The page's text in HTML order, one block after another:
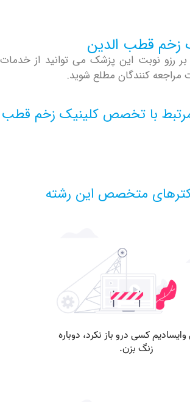
الدین
این پزشک می توانید از خدمات
کنندگان مطلع شوید.
با تخصص کلینیک زخم قطب
متخصص این رشته